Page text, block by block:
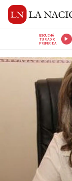
ESCUCHÁ
TU RADIO
PREFERIDA